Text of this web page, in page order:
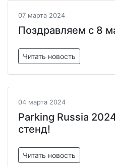
07 марта 2024
Поздравляем с 8
Читать новость
04 марта 2024
Parking Russia
стенд!
Читать новость